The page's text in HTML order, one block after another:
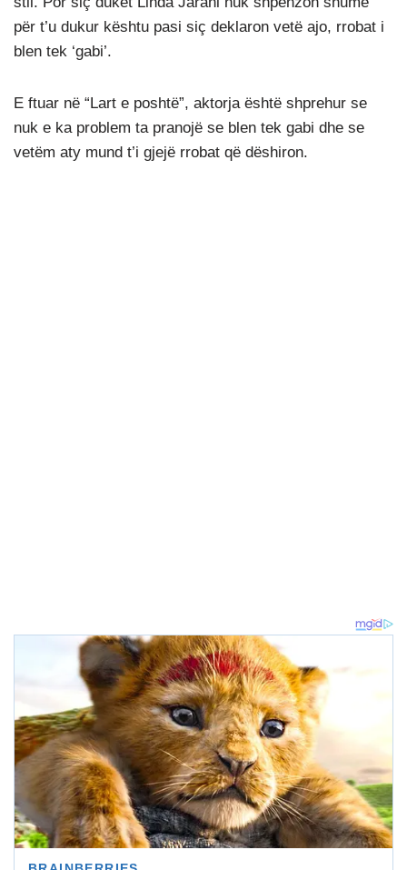
për t’u dukur kështu pasi siç deklaron vetë ajo, rrobat i
blen tek ‘gabi’.
E ftuar në “Lart e poshtë”, aktorja është shprehur se
nuk e ka problem ta pranojë se blen tek gabi dhe se
vetëm aty mund t’i gjejë rrobat që dëshiron.